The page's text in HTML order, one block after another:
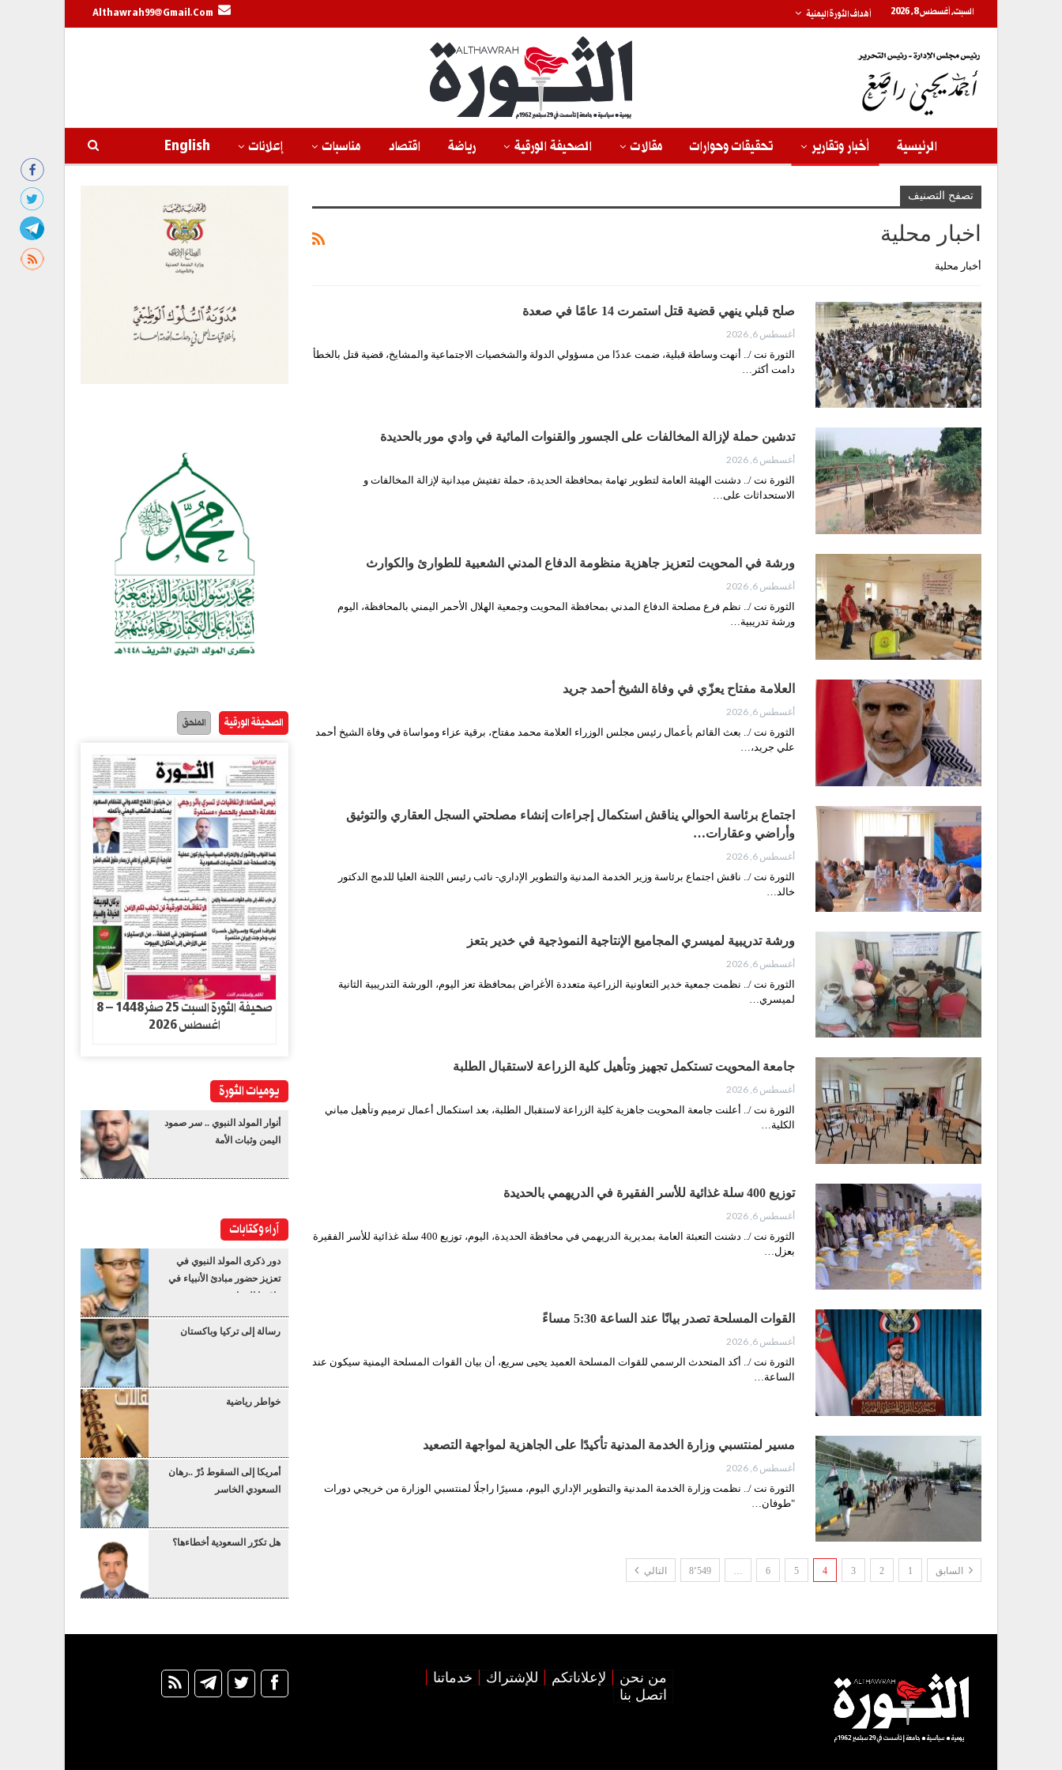
السبت, أغسطس 8, 2026 أهداف الثورة اليمنية Althawrah99@gmail.com
الرئيسية أخبار وتقارير تحقيقات وحوارات مقالات الصحيفة الورقية رياضة اقتصاد مناسبات إعلانات English
تصفح التصنيف
اخبار محلية
أخبار محلية
صلح قبلي ينهي قضية قتل استمرت 14 عامًا في صعدة
أغسطس 6, 2026
الثورة نت /.. أنهت وساطة قبلية، ضمت عددًا من مسؤولي الدولة والشخصيات الاجتماعية والمشايخ، قضية قتل بالخطأ
دامت أكثر…
تدشين حملة لإزالة المخالفات على الجسور والقنوات المائية في وادي مور بالحديدة
أغسطس 6, 2026
الثورة نت /.. دشنت الهيئة العامة لتطوير تهامة بمحافظة الحديدة، حملة تفتيش ميدانية لإزالة المخالفات و
الاستحداثات على…
ورشة في المحويت لتعزيز جاهزية منظومة الدفاع المدني الشعبية للطوارئ والكوارث
أغسطس 6, 2026
الثورة نت /.. نظم فرع مصلحة الدفاع المدني بمحافظة المحويت وجمعية الهلال الأحمر اليمني بالمحافظة، اليوم
ورشة تدريبية…
العلامة مفتاح يعزّي في وفاة الشيخ أحمد جريد
أغسطس 6, 2026
الثورة نت /.. بعث القائم بأعمال رئيس مجلس الوزراء العلامة محمد مفتاح، برقية عزاء ومواساة في وفاة الشيخ أحمد
علي جريد،…
اجتماع برئاسة الحوالي يناقش استكمال إجراءات إنشاء مصلحتي السجل العقاري والتوثيق
وأراضي وعقارات…
أغسطس 6, 2026
الثورة نت /.. ناقش اجتماع برئاسة وزير الخدمة المدنية والتطوير الإداري- نائب رئيس اللجنة العليا للدمج الدكتور
خالد…
ورشة تدريبية لميسري المجاميع الإنتاجية النموذجية في خدير بتعز
أغسطس 6, 2026
الثورة نت /.. نظمت جمعية خدير التعاونية الزراعية متعددة الأغراض بمحافظة تعز اليوم، الورشة التدريبية الثانية
لميسري…
جامعة المحويت تستكمل تجهيز وتأهيل كلية الزراعة لاستقبال الطلبة
أغسطس 6, 2026
الثورة نت /.. أعلنت جامعة المحويت جاهزية كلية الزراعة لاستقبال الطلبة، بعد استكمال أعمال ترميم وتأهيل مباني
الكلية…
توزيع 400 سلة غذائية للأسر الفقيرة في الدريهمي بالحديدة
أغسطس 6, 2026
الثورة نت /.. دشنت التعبئة العامة بمديرية الدريهمي في محافظة الحديدة، اليوم، توزيع 400 سلة غذائية للأسر الفقيرة
بعزل…
القوات المسلحة تصدر بيانًا عند الساعة 5:30 مساءً
أغسطس 6, 2026
الثورة نت /.. أكد المتحدث الرسمي للقوات المسلحة العميد يحيى سريع، أن بيان القوات المسلحة اليمنية سيكون عند
الساعة…
مسير لمنتسبي وزارة الخدمة المدنية تأكيدًا على الجاهزية لمواجهة التصعيد
أغسطس 6, 2026
الثورة نت /.. نظمت وزارة الخدمة المدنية والتطوير الإداري اليوم، مسيرًا راجلًا لمنتسبي الوزارة من خريجي دورات
"طوفان…
السابق 1
2
3
4
5
6
… 8٬549 التالي
الصحيفة الورقية الملحق
صحيفة الثورة السبت 25 صفر1448 – 8
اغسطس 2026
يوميات الثورة
أنوار المولد النبوي .. سر صمود
اليمن وثبات الأمة
آراء وكتابات
دور ذكرى المولد النبوي في
تعزيز حضور مبادئ الأنبياء في
واقعنا المعاصر
رسالة إلى تركيا وباكستان
خواطر رياضية
أمريكا إلى السقوط دُرْ ..رهان
السعودي الخاسر
هل تكرّر السعودية أخطاءها؟
من نحن لإعلاناتكم للإشتراك
خدماتنا
اتصل بنا